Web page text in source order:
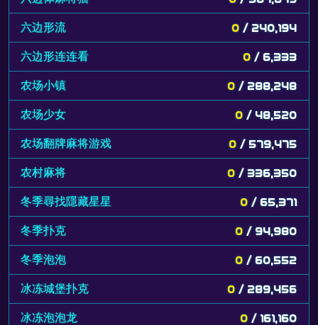
六边形流 0 / 240,194
六边形连连看 0 / 6,333
农场小镇 0 / 288,248
农场少女 0 / 48,520
农场翻牌麻将游戏 0 / 579,475
农村麻将 0 / 336,350
冬季尋找隱藏星星 0 / 65,371
冬季扑克 0 / 94,980
冬季泡泡 0 / 60,552
冰冻城堡扑克 0 / 289,456
冰冻泡泡龙 0 / 161,160